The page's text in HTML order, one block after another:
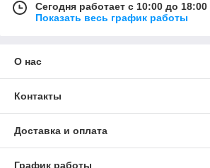
Сегодня работает с 10:00 до 18:00
Показать весь график работы
О нас
Контакты
Доставка и оплата
График работы